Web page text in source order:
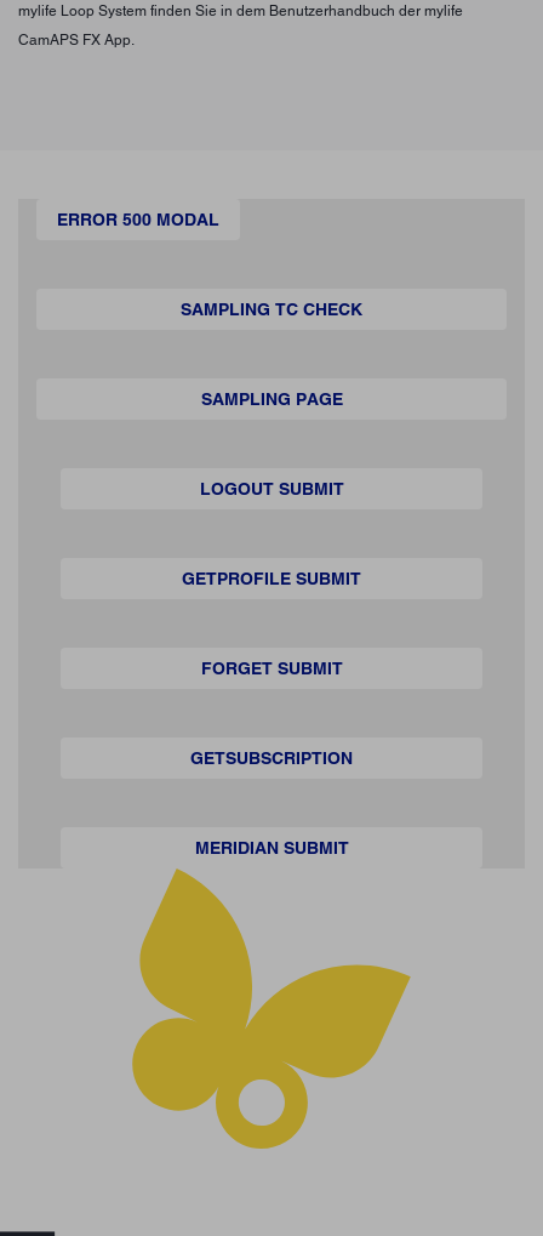
mylife Loop System finden Sie in dem Benutzerhandbuch der mylife
CamAPS FX App.
ERROR 500 MODAL
SAMPLING TC CHECK
SAMPLING PAGE
LOGOUT SUBMIT
GETPROFILE SUBMIT
FORGET SUBMIT
GETSUBSCRIPTION
MERIDIAN SUBMIT